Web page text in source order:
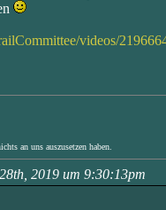
videos/
an uns auszusetzen haben.
2019 um 9:30:13pm